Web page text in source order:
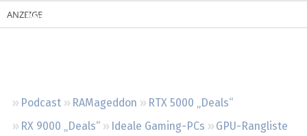
Neueste Aktivitäten
Podcast RAMageddon
RTX 5000 „Deals“
RX 9000 „Deals“
Ideale Gaming-PCs
GPU-Rangliste